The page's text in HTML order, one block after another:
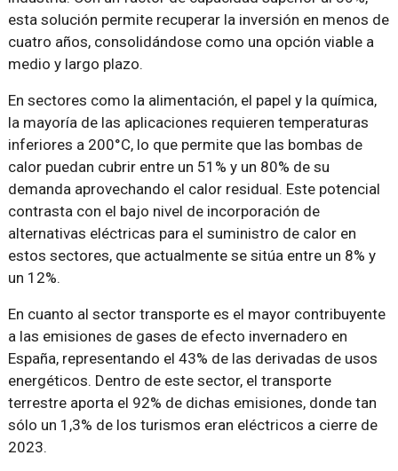
esta solución permite recuperar la inversión en menos de
cuatro años, consolidándose como una opción viable a
medio y largo plazo.
En sectores como la alimentación, el papel y la química,
la mayoría de las aplicaciones requieren temperaturas
inferiores a 200°C, lo que permite que las bombas de
calor puedan cubrir entre un 51% y un 80% de su
demanda aprovechando el calor residual. Este potencial
contrasta con el bajo nivel de incorporación de
alternativas eléctricas para el suministro de calor en
estos sectores, que actualmente se sitúa entre un 8% y
un 12%.
En cuanto al sector transporte es el mayor contribuyente
a las emisiones de gases de efecto invernadero en
España, representando el 43% de las derivadas de usos
energéticos. Dentro de este sector, el transporte
terrestre aporta el 92% de dichas emisiones, donde tan
sólo un 1,3% de los turismos eran eléctricos a cierre de
2023.